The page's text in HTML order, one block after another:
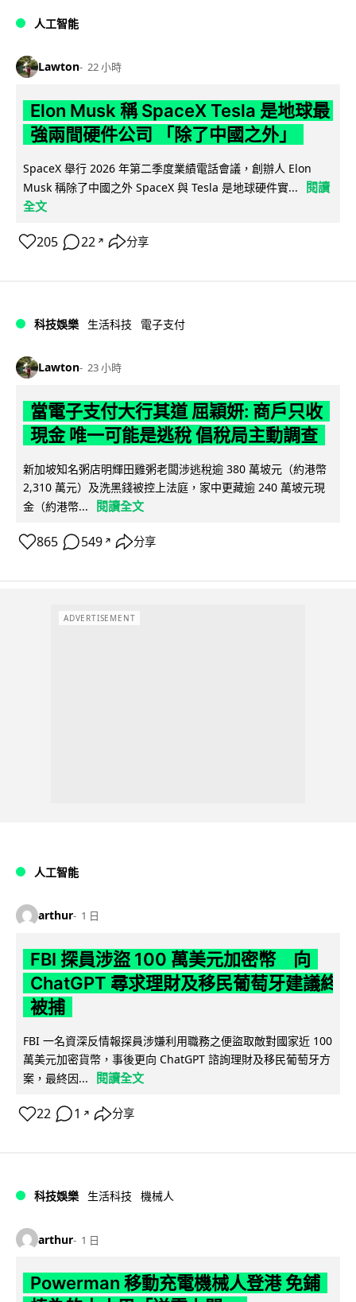
人工智能
Lawton 22 小時
Elon Musk 稱 SpaceX Tesla 是地球最
強兩間硬件公司 「除了中國之外」
SpaceX 舉行 2026 年第二季度業績電話會議，創辦人 Elon
Musk 稱除了中國之外 SpaceX 與 Tesla 是地球硬件實...
閱讀
全文
205 22 ↗ 分享
科技娛樂 生活科技 電子支付
Lawton 23 小時
當電子支付大行其道 屈穎妍: 商戶只收
現金 唯一可能是逃稅 倡稅局主動調查
新加坡知名粥店明輝田雞粥老闆涉逃稅逾 380 萬坡元（約港幣
2,310 萬元）及洗黑錢被控上法庭，家中更藏逾 240 萬坡元現
金（約港幣...
閱讀全文
865 549 ↗ 分享
ADVERTISEMENT
人工智能
arthur 1 日
FBI 探員涉盜 100 萬美元加密幣 向
ChatGPT 尋求理財及移民葡萄牙建議終
被捕
FBI 一名資深反情報探員涉嫌利用職務之便盜取敵對國家近 100
萬美元加密貨幣，事後更向 ChatGPT 諮詢理財及移民葡萄牙方
案，最終因...
閱讀全文
22 1 ↗ 分享
科技娛樂 生活科技 機械人
arthur 1 日
Powerman 移動充電機械人登港 免鋪